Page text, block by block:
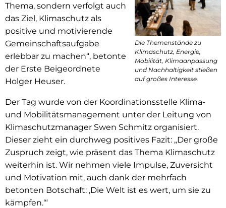
Die Themenstände zu
Klimaschutz, Energie,
Mobilität, Klimaanpassung
und Nachhaltigkeit stießen
auf großes Interesse.
Thema, sondern verfolgt auch
das Ziel, Klimaschutz als
positive und motivierende
Gemeinschaftsaufgabe
erlebbar zu machen“, betonte
der Erste Beigeordnete
Holger Heuser.
Der Tag wurde von der Koordinationsstelle Klima-
und Mobilitätsmanagement unter der Leitung von
Klimaschutzmanager Swen Schmitz organisiert.
Dieser zieht ein durchweg positives Fazit: „Der große
Zuspruch zeigt, wie präsent das Thema Klimaschutz
weiterhin ist. Wir nehmen viele Impulse, Zuversicht
und Motivation mit, auch dank der mehrfach
betonten Botschaft: ‚Die Welt ist es wert, um sie zu
kämpfen.‘“